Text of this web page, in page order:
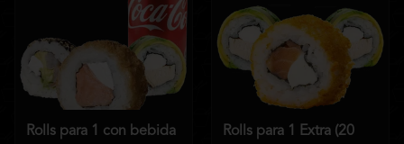
Rolls para 1 con bebida
Rolls para 1 Extra (20